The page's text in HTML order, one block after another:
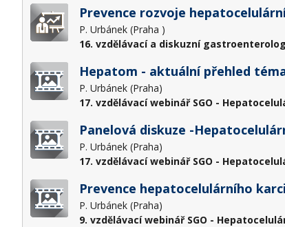
Prevence rozvoje
P. Urbánek (Praha )
16. vzdělávací a diskuzní
Hepatom - aktuální přehled
P. Urbánek (Praha)
17. vzdělávací webinář SGO -
Panelová diskuze -
P. Urbánek (Praha)
17. vzdělávací webinář SGO -
Prevence hepatocelulárního
P. Urbánek (Praha)
9. vzdělávací webinář SGO -